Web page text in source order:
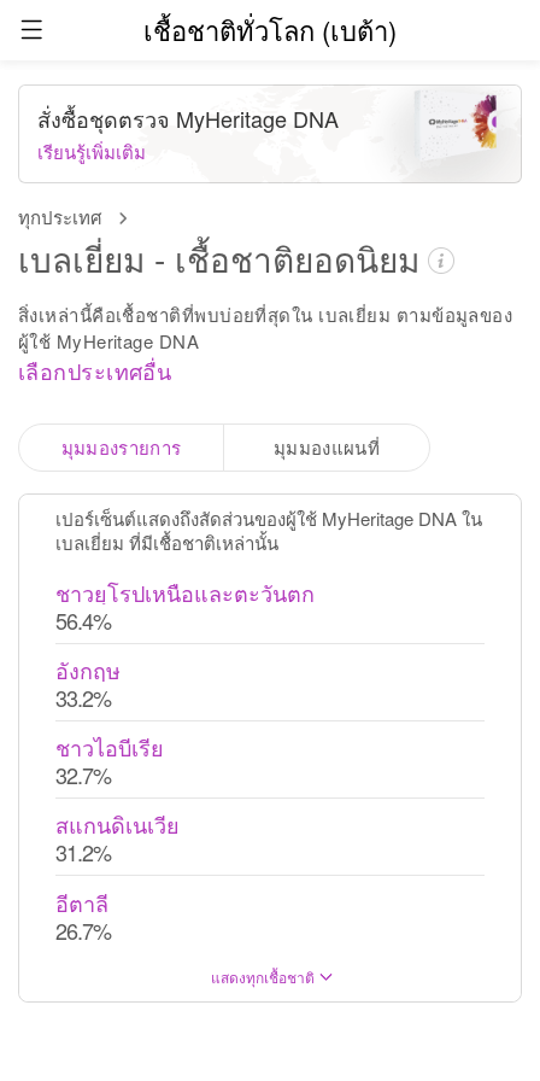
เชื้อชาติทั่วโลก (เบต้า)
ทุกประเทศ
เบลเยี่ยม - เชื้อชาติยอดนิยม
สิ่งเหล่านี้คือเชื้อชาติที่พบบ่อยที่สุดใน เบลเยี่ยม ตามข้อมูลของ
ผู้ใช้ MyHeritage DNA
เลือกประเทศอื่น
สั่งซื้อชุดตรวจ MyHeritage DNA
เรียนรู้เพิ่มเติม
มุมมองรายการ มุมมองแผนที่
เปอร์เซ็นต์แสดงถึงสัดส่วนของผู้ใช้ MyHeritage DNA ใน
เบลเยี่ยม ที่มีเชื้อชาติเหล่านั้น
ชาวยุโรปเหนือและตะวันตก
56.4%
อังกฤษ
33.2%
ชาวไอบีเรีย
32.7%
สแกนดิเนเวีย
31.2%
อีตาลี
26.7%
แสดงทุกเชื้อชาติ